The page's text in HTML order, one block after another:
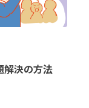
解決の方法